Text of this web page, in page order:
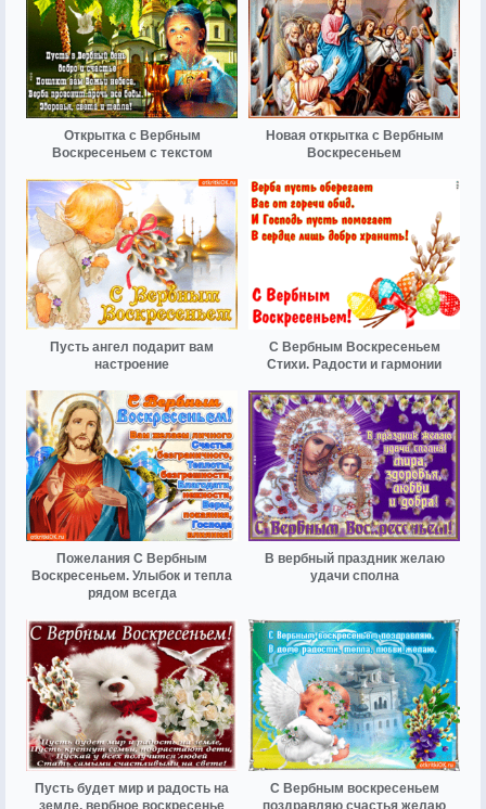
Открытка с Вербным
Воскресеньем с текстом
Новая открытка с Вербным
Воскресеньем
Пусть ангел подарит вам
настроение
С Вербным Воскресеньем
Стихи. Радости и гармонии
Пожелания С Вербным
Воскресеньем. Улыбок и тепла
рядом всегда
В вербный праздник желаю
удачи сполна
Пусть будет мир и радость на
земле, вербное воскресенье
С Вербным воскресеньем
поздравляю счастья желаю